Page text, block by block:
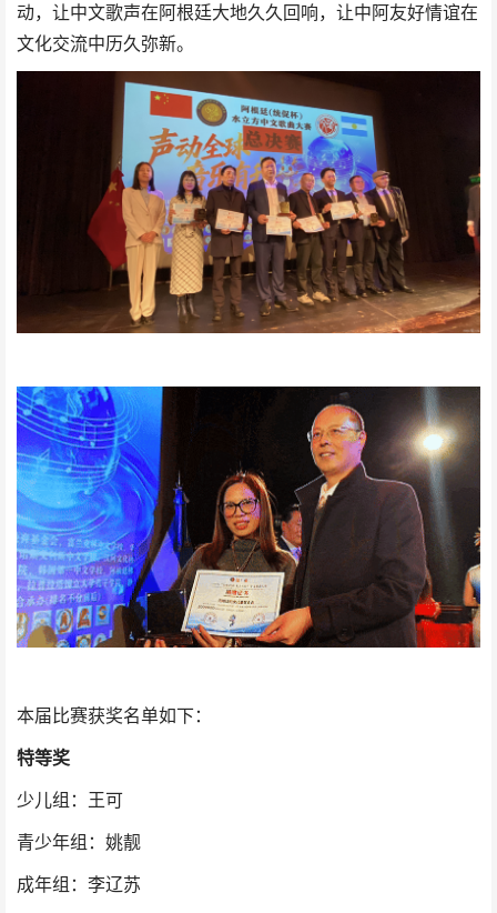
动，让中文歌声在阿根廷大地久久回响，让中阿友好情谊在
文化交流中历久弥新。
本届比赛获奖名单如下：
特等奖
少儿组：王可
青少年组：姚靓
成年组：李辽苏